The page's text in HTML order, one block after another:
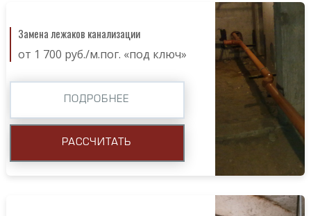
Замена лежаков канализации
от 1 700 руб./м.пог. «под ключ»
ПОДРОБНЕЕ
РАССЧИТАТЬ